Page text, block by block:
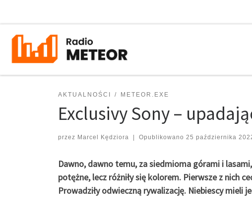
AKTUALNOŚCI METEOR.EXE
Exclusivy Sony –
przez Marcel Kędziora | Opublikowano 25 października
Dawno, dawno temu, za siedmioma górami i
potężne, lecz różniły się kolorem. Pierwsze z nich
Prowadziły odwieczną rywalizację. Niebiescy mieli